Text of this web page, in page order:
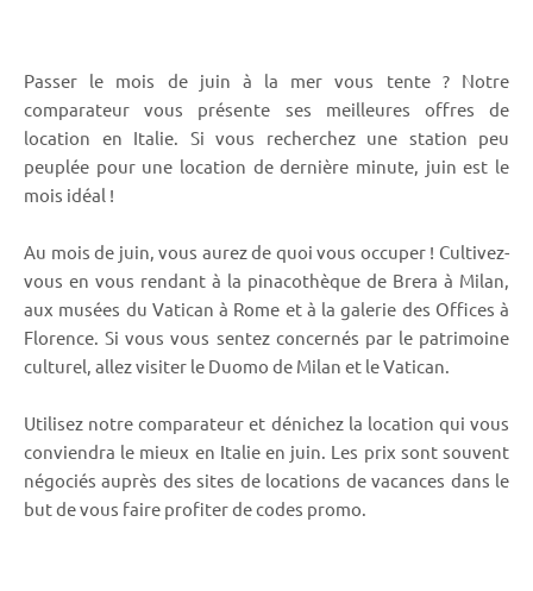
Passer le mois de juin à la mer vous tente ? Notre
comparateur vous présente ses meilleures offres de
location en Italie. Si vous recherchez une station peu
peuplée pour une location de dernière minute, juin est le
mois idéal !
Au mois de juin, vous aurez de quoi vous occuper ! Cultivez-
vous en vous rendant à la pinacothèque de Brera à Milan,
aux musées du Vatican à Rome et à la galerie des Offices à
Florence. Si vous vous sentez concernés par le patrimoine
culturel, allez visiter le Duomo de Milan et le Vatican.
Utilisez notre comparateur et dénichez la location qui vous
conviendra le mieux en Italie en juin. Les prix sont souvent
négociés auprès des sites de locations de vacances dans le
but de vous faire profiter de codes promo.